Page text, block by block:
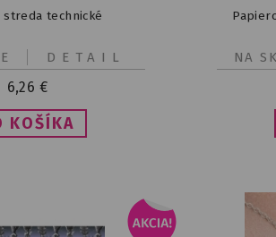
streda technické
6,26 €
DETAIL NA